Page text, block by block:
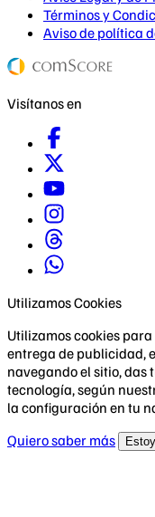
Términos y
Aviso de política
Visítanos en
Utilizamos Cookies
Utilizamos cookies
entrega de publicidad,
navegando el sitio,
tecnología, según
la configuración en tu
Quiero saber más